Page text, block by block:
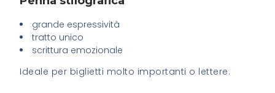
grande espressività
tratto unico
scrittura emozionale
Ideale per biglietti molto importanti o lettere.